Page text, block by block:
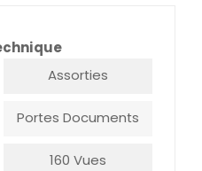
Assorties
Portes Documents
160 Vues